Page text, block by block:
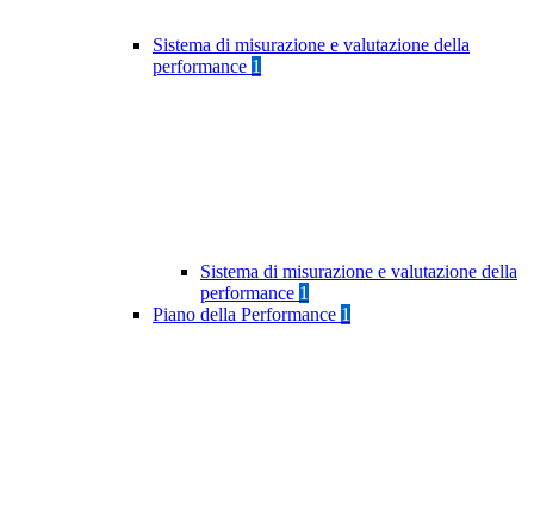
Sistema di misurazione e valutazione della
performance 1
Sistema di misurazione e valutazione della
performance 1
Piano della Performance 1